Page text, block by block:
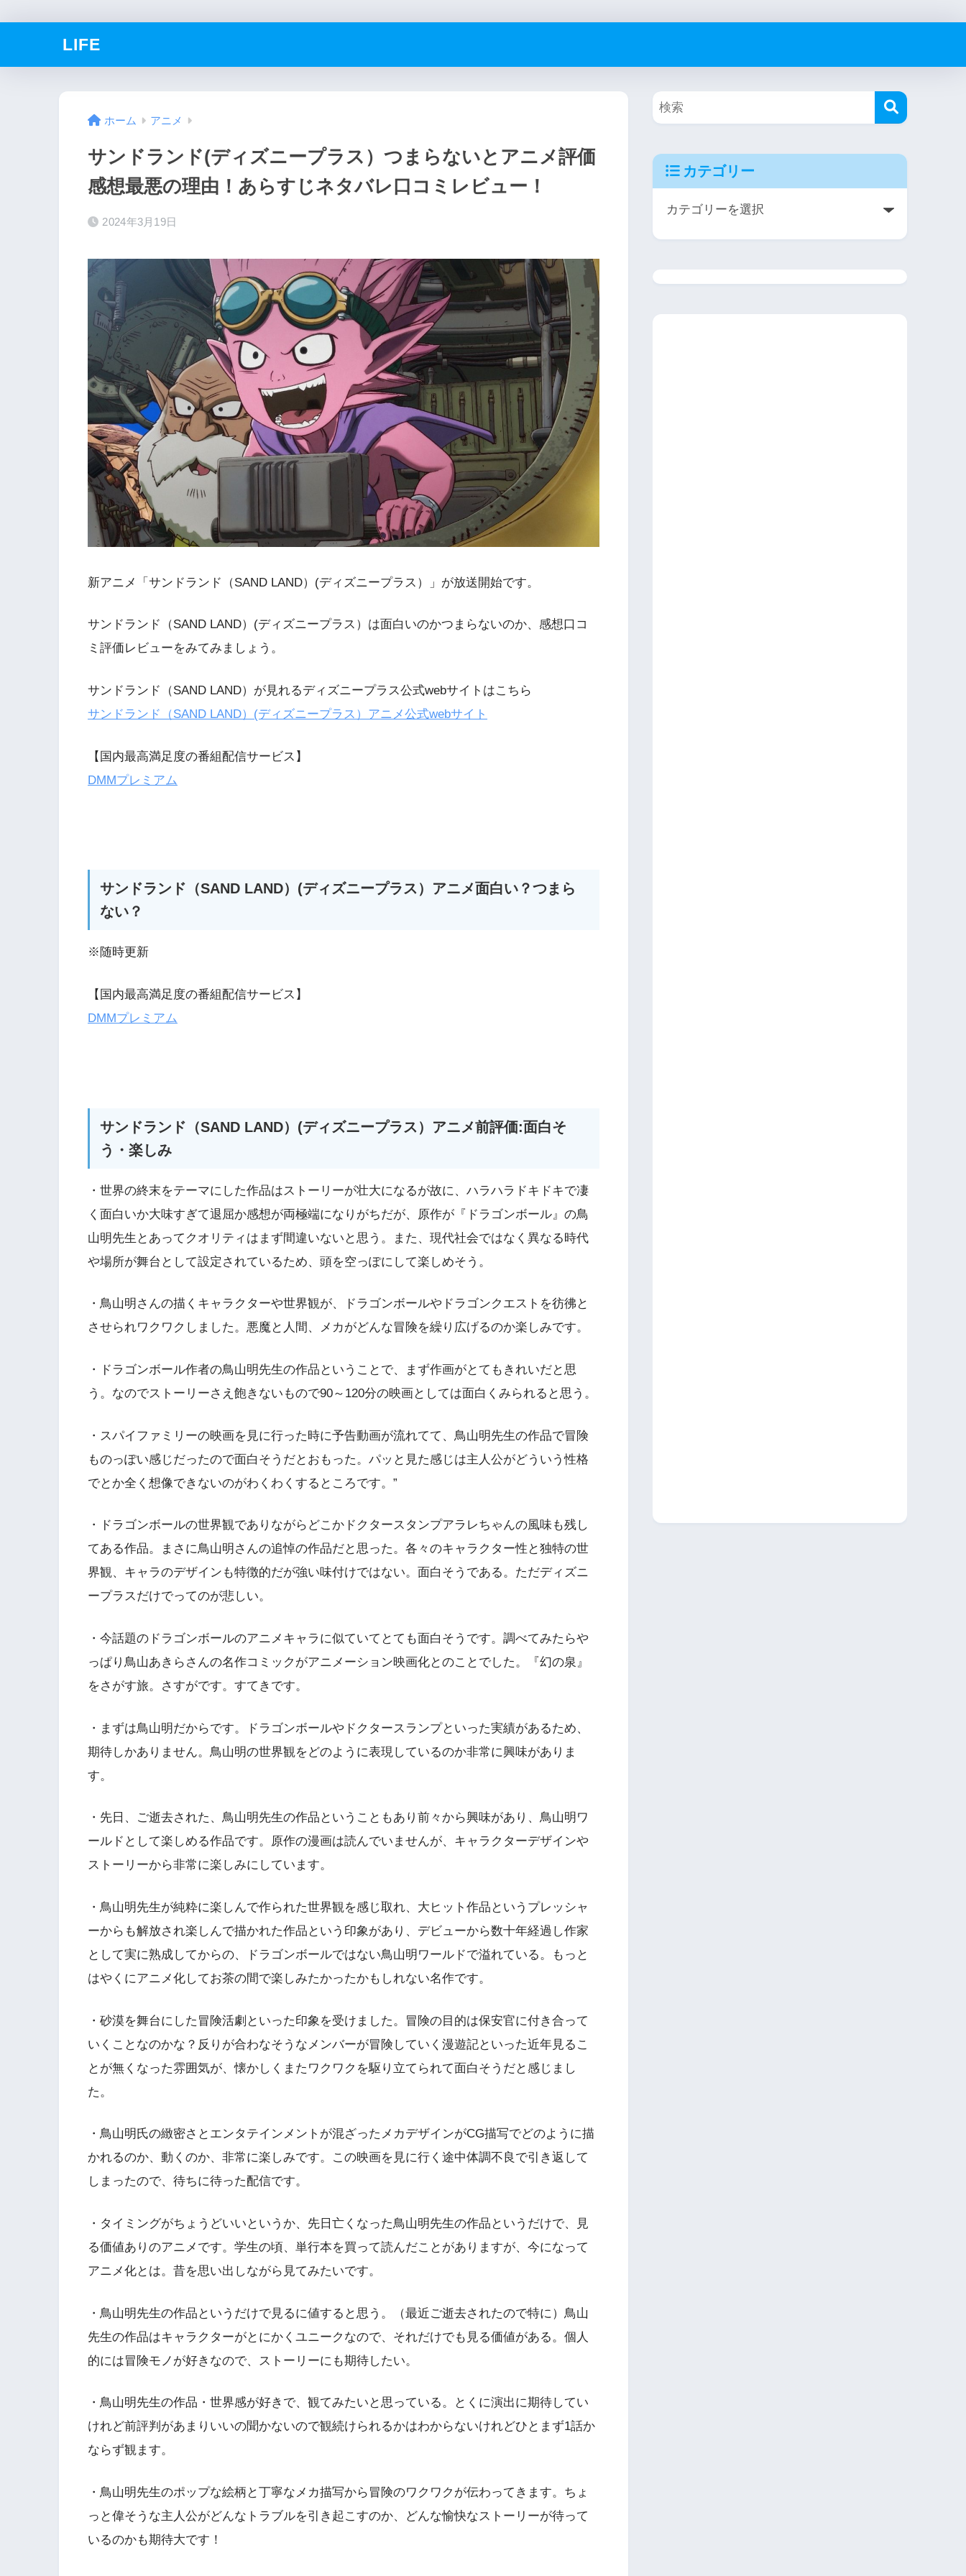
LIFE
ホーム アニメ
サンドランド(ディズニープラス）つまらないとアニメ評価
感想最悪の理由！あらすじネタバレ口コミレビュー！
2024年3月19日
新アニメ「サンドランド（SAND LAND）(ディズニープラス）」が放送開始です。
サンドランド（SAND LAND）(ディズニープラス）は面白いのかつまらないのか、感想口コ
ミ評価レビューをみてみましょう。
サンドランド（SAND LAND）が見れるディズニープラス公式webサイトはこちら
サンドランド（SAND LAND）(ディズニープラス）アニメ公式webサイト
【国内最高満足度の番組配信サービス】
DMMプレミアム
サンドランド（SAND LAND）(ディズニープラス）アニメ面白い？つまら
ない？
※随時更新
【国内最高満足度の番組配信サービス】
DMMプレミアム
サンドランド（SAND LAND）(ディズニープラス）アニメ前評価:面白そ
う・楽しみ
・世界の終末をテーマにした作品はストーリーが壮大になるが故に、ハラハラドキドキで凄
く面白いか大味すぎて退屈か感想が両極端になりがちだが、原作が『ドラゴンボール』の鳥
山明先生とあってクオリティはまず間違いないと思う。また、現代社会ではなく異なる時代
や場所が舞台として設定されているため、頭を空っぽにして楽しめそう。
・鳥山明さんの描くキャラクターや世界観が、ドラゴンボールやドラゴンクエストを彷彿と
させられワクワクしました。悪魔と人間、メカがどんな冒険を繰り広げるのか楽しみです。
・ドラゴンボール作者の鳥山明先生の作品ということで、まず作画がとてもきれいだと思
う。なのでストーリーさえ飽きないもので90～120分の映画としては面白くみられると思う。
・スパイファミリーの映画を見に行った時に予告動画が流れてて、鳥山明先生の作品で冒険
ものっぽい感じだったので面白そうだとおもった。パッと見た感じは主人公がどういう性格
でとか全く想像できないのがわくわくするところです。”
・ドラゴンボールの世界観でありながらどこかドクタースタンプアラレちゃんの風味も残し
てある作品。まさに鳥山明さんの追悼の作品だと思った。各々のキャラクター性と独特の世
界観、キャラのデザインも特徴的だが強い味付けではない。面白そうである。ただディズニ
ープラスだけでってのが悲しい。
・今話題のドラゴンボールのアニメキャラに似ていてとても面白そうです。調べてみたらや
っぱり鳥山あきらさんの名作コミックがアニメーション映画化とのことでした。『幻の泉』
をさがす旅。さすがです。すてきです。
・まずは鳥山明だからです。ドラゴンボールやドクタースランプといった実績があるため、
期待しかありません。鳥山明の世界観をどのように表現しているのか非常に興味がありま
す。
・先日、ご逝去された、鳥山明先生の作品ということもあり前々から興味があり、鳥山明ワ
ールドとして楽しめる作品です。原作の漫画は読んでいませんが、キャラクターデザインや
ストーリーから非常に楽しみにしています。
・鳥山明先生が純粋に楽しんで作られた世界観を感じ取れ、大ヒット作品というプレッシャ
ーからも解放され楽しんで描かれた作品という印象があり、デビューから数十年経過し作家
として実に熟成してからの、ドラゴンボールではない鳥山明ワールドで溢れている。もっと
はやくにアニメ化してお茶の間で楽しみたかったかもしれない名作です。
・砂漠を舞台にした冒険活劇といった印象を受けました。冒険の目的は保安官に付き合って
いくことなのかな？反りが合わなそうなメンバーが冒険していく漫遊記といった近年見るこ
とが無くなった雰囲気が、懐かしくまたワクワクを駆り立てられて面白そうだと感じまし
た。
・鳥山明氏の緻密さとエンタテインメントが混ざったメカデザインがCG描写でどのように描
かれるのか、動くのか、非常に楽しみです。この映画を見に行く途中体調不良で引き返して
しまったので、待ちに待った配信です。
・タイミングがちょうどいいというか、先日亡くなった鳥山明先生の作品というだけで、見
る価値ありのアニメです。学生の頃、単行本を買って読んだことがありますが、今になって
アニメ化とは。昔を思い出しながら見てみたいです。
・鳥山明先生の作品というだけで見るに値すると思う。（最近ご逝去されたので特に）鳥山
先生の作品はキャラクターがとにかくユニークなので、それだけでも見る価値がある。個人
的には冒険モノが好きなので、ストーリーにも期待したい。
・鳥山明先生の作品・世界感が好きで、観てみたいと思っている。とくに演出に期待してい
けれど前評判があまりいいの聞かないので観続けられるかはわからないけれどひとまず1話か
ならず観ます。
・鳥山明先生のポップな絵柄と丁寧なメカ描写から冒険のワクワクが伝わってきます。ちょ
っと偉そうな主人公がどんなトラブルを引き起こすのか、どんな愉快なストーリーが待って
いるのかも期待大です！
カテゴリー